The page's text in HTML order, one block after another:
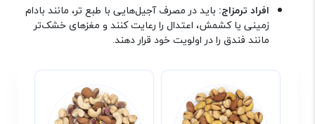
افراد ترمزاج: باید در مصرف آجیل‌هایی با طبع تر، مانند بادام
زمینی یا کشمش، اعتدال را رعایت کنند و مغزهای خشک‌تر
مانند فندق را در اولویت خود قرار دهند.